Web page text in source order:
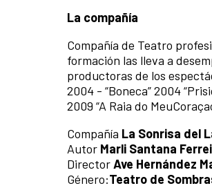
La compañía
Compañía de Teatro
formación las lleva a
productoras de los
2004 - “Boneca” 2004
2009 “A Raia do
Compañía La Sonrisa del
Autor Marli Santana
DirectorAve Hernández
Género:Teatro de